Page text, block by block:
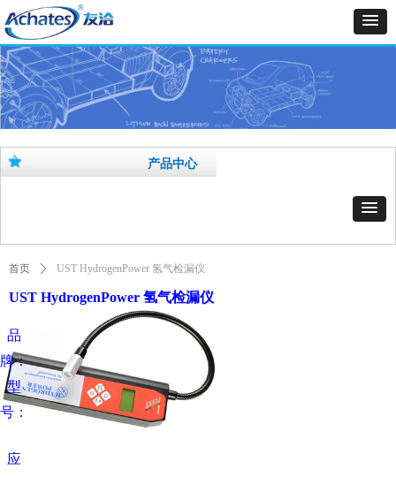
产品中心
首页 ꄲ UST HydrogenPower 氢气检漏仪
UST HydrogenPower 氢气检漏仪
品
牌：
型
号：
应